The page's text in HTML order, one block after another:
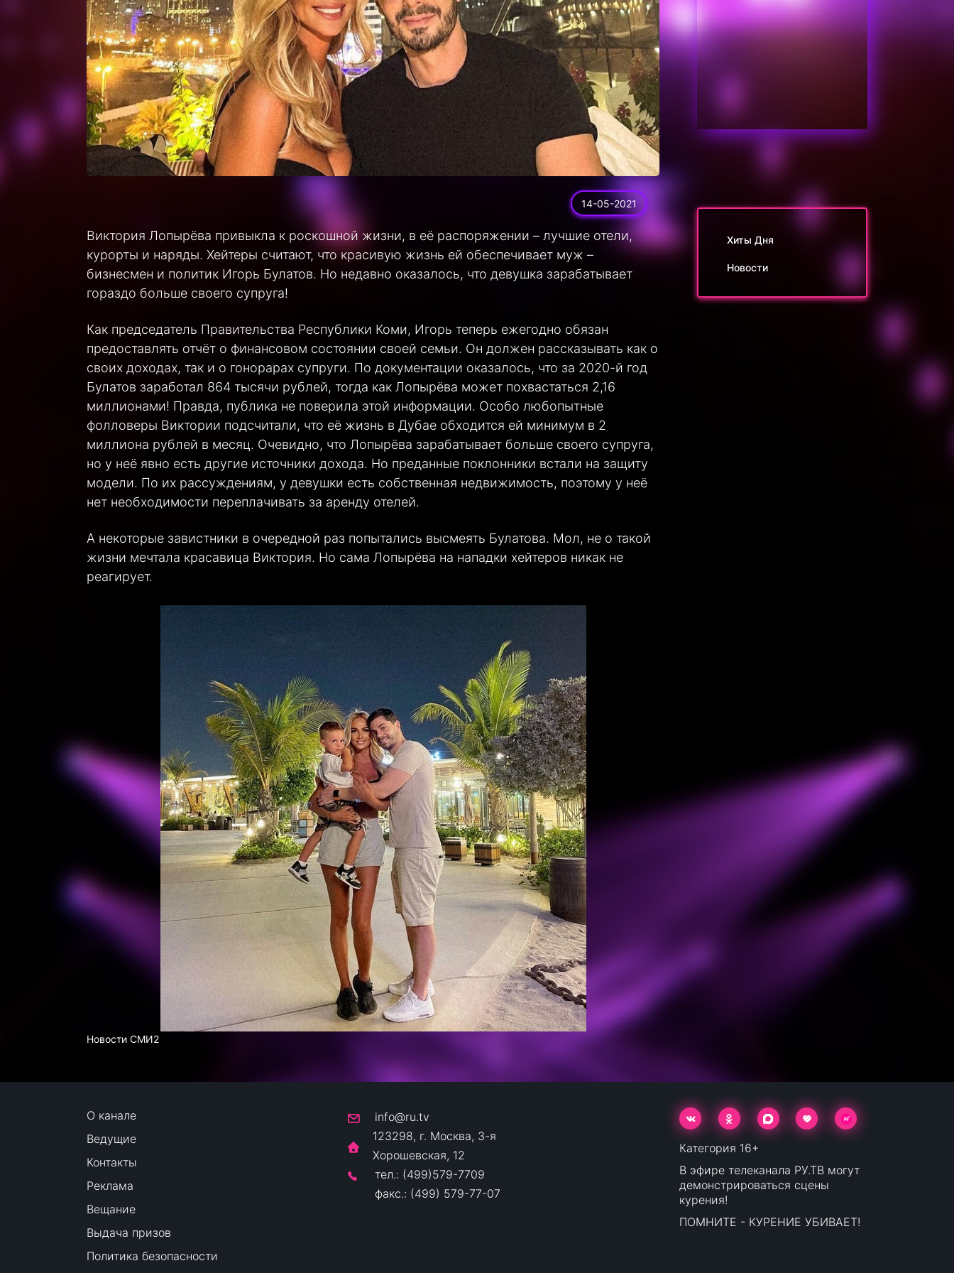
14-05-2021
Виктория Лопырёва привыкла к роскошной жизни, в её распоряжении – лучшие отели,
курорты и наряды. Хейтеры считают, что красивую жизнь ей обеспечивает муж –
бизнесмен и политик Игорь Булатов. Но недавно оказалось, что девушка зарабатывает
гораздо больше своего супруга!
Как председатель Правительства Республики Коми, Игорь теперь ежегодно обязан
предоставлять отчёт о финансовом состоянии своей семьи. Он должен рассказывать как о
своих доходах, так и о гонорарах супруги. По документации оказалось, что за 2020-й год
Булатов заработал 864 тысячи рублей, тогда как Лопырёва может похвастаться 2,16
миллионами! Правда, публика не поверила этой информации. Особо любопытные
фолловеры Виктории подсчитали, что её жизнь в Дубае обходится ей минимум в 2
миллиона рублей в месяц. Очевидно, что Лопырёва зарабатывает больше своего супруга,
но у неё явно есть другие источники дохода. Но преданные поклонники встали на защиту
модели. По их рассуждениям, у девушки есть собственная недвижимость, поэтому у неё
нет необходимости переплачивать за аренду отелей.
А некоторые завистники в очередной раз попытались высмеять Булатова. Мол, не о такой
жизни мечтала красавица Виктория. Но сама Лопырёва на нападки хейтеров никак не
реагирует.
Новости СМИ2
Хиты Дня
Новости
О канале
Ведущие
Контакты
Реклама
Вещание
Выдача призов
Политика безопасности
info@ru.tv
123298, г. Москва, 3-я
Хорошевская, 12
тел.: (499)579-7709
факс.: (499) 579-77-07
Категория 16+
В эфире телеканала РУ.ТВ могут
демонстрироваться сцены
курения!
ПОМНИТЕ - КУРЕНИЕ УБИВАЕТ!